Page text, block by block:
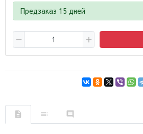
Предзаказ 15 дней